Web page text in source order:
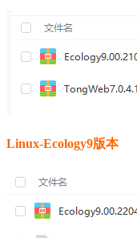
Linux-Ecology9版本